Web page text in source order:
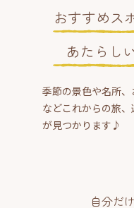
おすすめス
あたらし
季節の景色や名所
などこれからの旅
が見つかります♪
自分だ